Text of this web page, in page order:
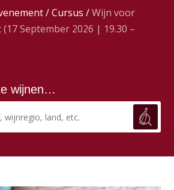
/Cursus /Wijn voor
September 2026 | 19.30 –
wijnen…